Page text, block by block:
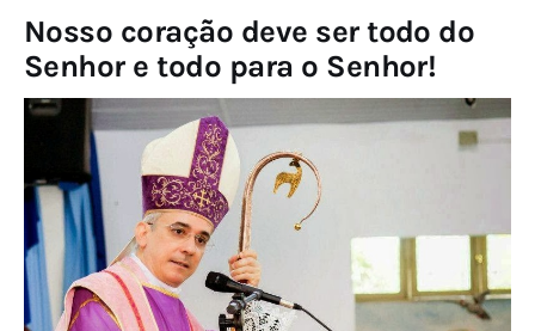
Nosso coração deve ser todo do
Senhor e todo para o Senhor!